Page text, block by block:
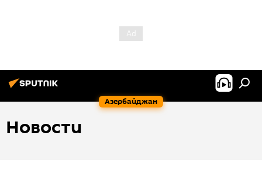
Азербайджан
Новости